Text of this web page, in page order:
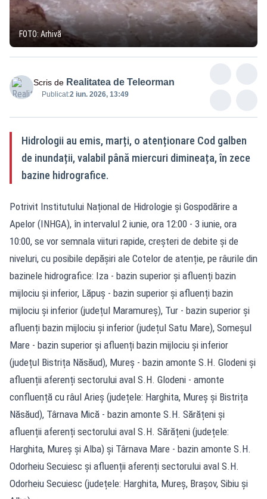
FOTO: Arhivă
Scris de Realitatea de Teleorman
Publicat:2 iun. 2026, 13:49
Hidrologii au emis, marți, o atenționare Cod galben
de inundații, valabil până miercuri dimineața, în zece
bazine hidrografice.
Potrivit Institutului Național de Hidrologie și Gospodărire a
Apelor (INHGA), în intervalul 2 iunie, ora 12:00 - 3 iunie, ora
10:00, se vor semnala viituri rapide, creșteri de debite și de
niveluri, cu posibile depășiri ale Cotelor de atenție, pe râurile din
bazinele hidrografice: Iza - bazin superior și afluenți bazin
mijlociu și inferior, Lăpuș - bazin superior și afluenți bazin
mijlociu și inferior (județul Maramureș), Tur - bazin superior și
afluenți bazin mijlociu și inferior (județul Satu Mare), Someșul
Mare - bazin superior și afluenți bazin mijlociu și inferior
(județul Bistrița Năsăud), Mureș - bazin amonte S.H. Glodeni și
afluenții aferenți sectorului aval S.H. Glodeni - amonte
confluență cu râul Arieș (județele: Harghita, Mureș și Bistrița
Năsăud), Târnava Mică - bazin amonte S.H. Sărățeni și
afluenții aferenți sectorului aval S.H. Sărățeni (județele:
Harghita, Mureș și Alba) și Târnava Mare - bazin amonte S.H.
Odorheiu Secuiesc și afluenții aferenți sectorului aval S.H.
Odorheiu Secuiesc (județele: Harghita, Mureș, Brașov, Sibiu și